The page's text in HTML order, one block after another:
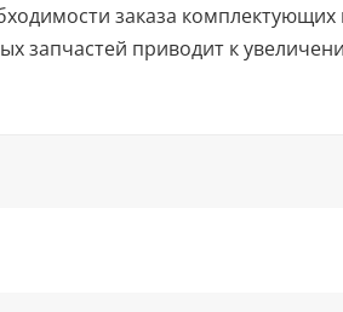
заказа комплектующих
запчастей приводит к